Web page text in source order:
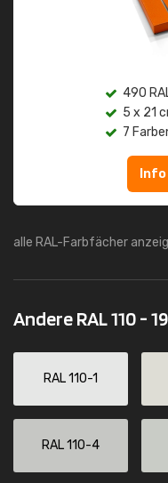
490
5 x 21
7
alle RAL-Farbfächer
Andere RAL 110 -
RAL 110-1
RAL 110-4